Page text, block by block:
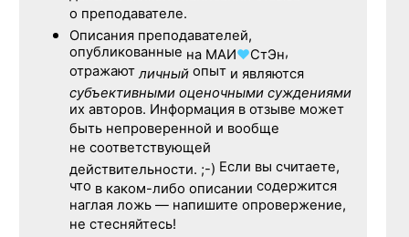
о преподавателе.
Описания преподавателей,
опубликованные на МАИ♥СтЭн,
отражаютличный опыт и являются
субъективными оценочными суждениями
их авторов. Информация в отзыве может
быть непроверенной и вообще
не соответствующей
действительности. ;-) Если вы считаете,
что в каком-либо описании содержится
наглая ложь — напишите опровержение,
не стесняйтесь!